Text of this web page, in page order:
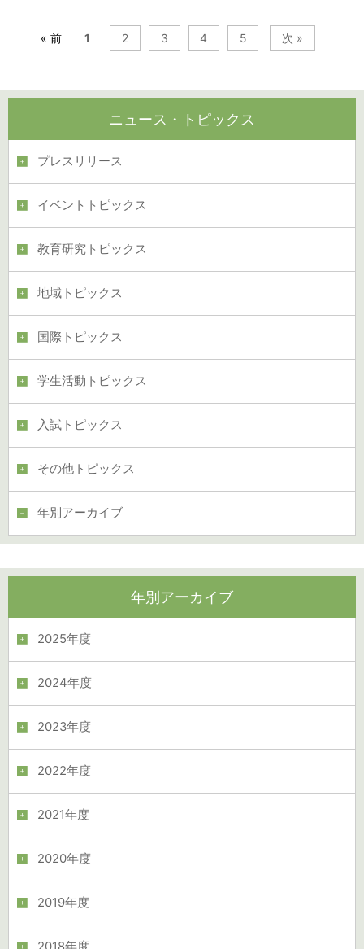
« 前 1 2 3 4 5 次 »
ニュース・トピックス
プレスリリース
イベントトピックス
教育研究トピックス
地域トピックス
国際トピックス
学生活動トピックス
入試トピックス
その他トピックス
年別アーカイブ
年別アーカイブ
2025年度
2024年度
2023年度
2022年度
2021年度
2020年度
2019年度